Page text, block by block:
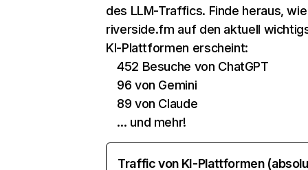
des LLM-Traffics. Finde heraus, wie
riverside.fm auf den aktuell
KI-Plattformen erscheint:
452 Besuche von ChatGPT
96 von Gemini
89 von Claude
… und mehr!
Traffic von KI-Plattformen